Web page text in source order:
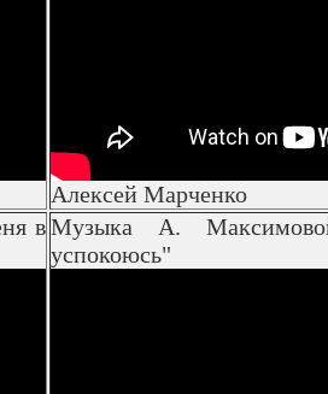
Алексей Марченко
в Музыка А.
успокоюсь"